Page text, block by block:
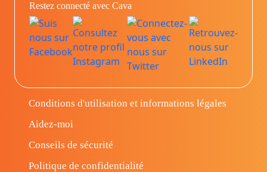
Restez connecté avec Cava
Conditions d'utilisation et informations légales
Aidez-moi
Conseils de sécurité
Politique de confidentialité